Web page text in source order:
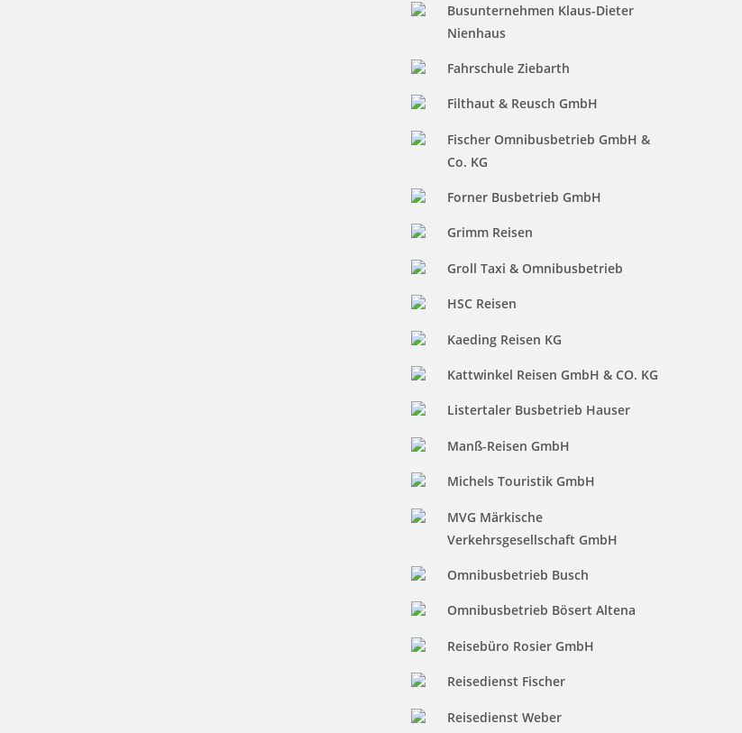
Busunternehmen Klaus-Dieter
Nienhaus
Fahrschule Ziebarth
Filthaut & Reusch GmbH
Fischer Omnibusbetrieb GmbH &
Co. KG
Forner Busbetrieb GmbH
Grimm Reisen
Groll Taxi & Omnibusbetrieb
HSC Reisen
Kaeding Reisen KG
Kattwinkel Reisen GmbH & CO. KG
Listertaler Busbetrieb Hauser
Manß-Reisen GmbH
Michels Touristik GmbH
MVG Märkische
Verkehrsgesellschaft GmbH
Omnibusbetrieb Busch
Omnibusbetrieb Bösert Altena
Reisebüro Rosier GmbH
Reisedienst Fischer
Reisedienst Weber